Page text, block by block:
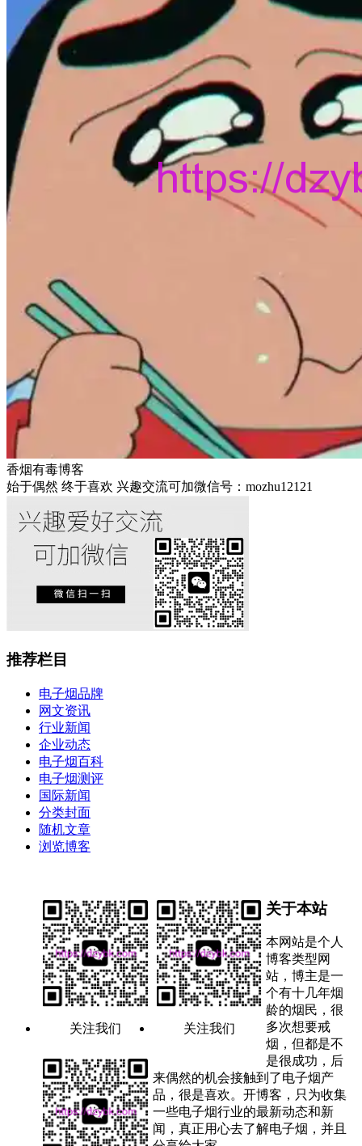
香烟有毒博客
始于偶然 终于喜欢 兴趣交流可加微信号：mozhu12121
推荐栏目
电子烟品牌
网文资讯
行业新闻
企业动态
电子烟百科
电子烟测评
国际新闻
分类封面
随机文章
浏览博客
关注我们 关注我们
关于本站
本网站是个人
博客类型网
站，博主是一
个有十几年烟
龄的烟民，很
多次想要戒
烟，但都是不
是很成功，后
来偶然的机会接触到了电子烟产
品，很是喜欢。开博客，只为收集
一些电子烟行业的最新动态和新
闻，真正用心去了解电子烟，并且